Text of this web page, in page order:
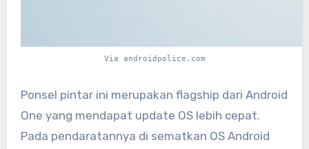
Via androidpolice.com
Ponsel pintar ini merupakan flagship dari Android
One yang mendapat update OS lebih cepat.
Pada pendaratannya di sematkan OS Android